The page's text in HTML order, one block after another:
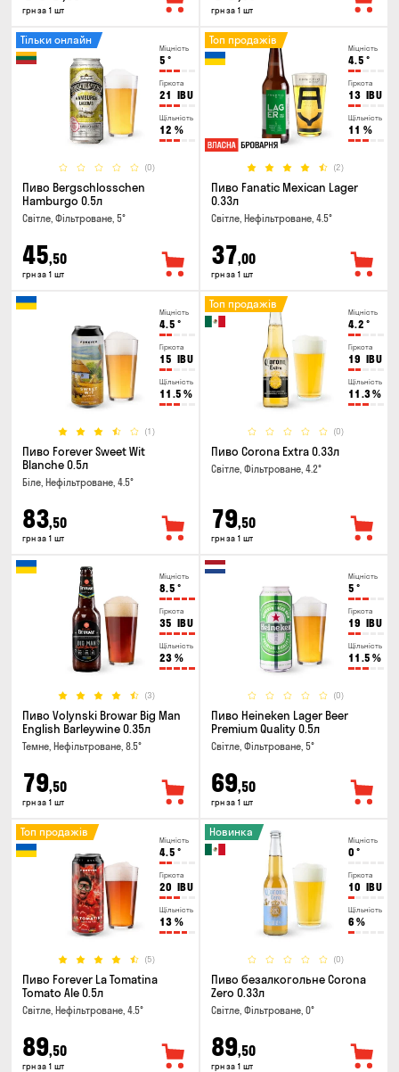
грн за 1 шт грн за 1 шт
Міцність
5 °
Гіркота
21 IBU
Щільність
12 %
(0)
Тільки онлайн
Пиво Bergschlosschen
Hamburgo 0.5л
Світле, Фільтроване, 5°
45,50
грн за 1 шт
Міцність
4.5 °
Гіркота
13 IBU
Щільність
11 %
(2)
Топ продажів
Пиво Fanatic Mexican Lager
0.33л
Світле, Нефільтроване, 4.5°
37,00
грн за 1 шт
Міцність
4.5 °
Гіркота
15 IBU
Щільність
11.5 %
(1)
Пиво Forever Sweet Wit
Blanche 0.5л
Біле, Нефільтроване, 4.5°
83,50
грн за 1 шт
Міцність
4.2 °
Гіркота
19 IBU
Щільність
11.3%
(0)
Топ продажів
Пиво Corona Extra 0.33л
Світле, Фільтроване, 4.2°
79,50
грн за 1 шт
Міцність
8.5 °
Гіркота
35 IBU
Щільність
23 %
(3)
Пиво Volynski Browar Big Man
English Barleywine 0.35л
Темне, Нефільтроване, 8.5°
79,50
грн за 1 шт
Міцність
5 °
Гіркота
19 IBU
Щільність
11.5 %
(0)
Пиво Heineken Lager Beer
Premium Quality 0.5л
Світле, Фільтроване, 5°
69,50
грн за 1 шт
Міцність
4.5 °
Гіркота
20 IBU
Щільність
13 %
(5)
Топ продажів
Пиво Forever La Tomatina
Tomato Ale 0.5л
Світле, Нефільтроване, 4.5°
89,50
грн за 1 шт
Міцність
0 °
Гіркота
10 IBU
Щільність
6 %
(0)
Новинка
Пиво безалкогольне Corona
Zero 0.33л
Світле, Фільтроване, 0°
89,50
грн за 1 шт